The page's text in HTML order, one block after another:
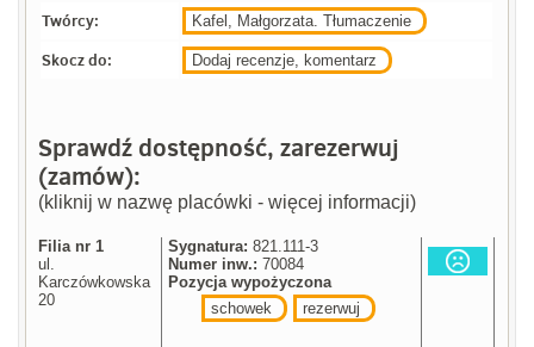
Twórcy: Kafel, Małgorzata. Tłumaczenie
Skocz do: Dodaj recenzje, komentarz
Sprawdź dostępność, zarezerwuj
(zamów):
(kliknij w nazwę placówki - więcej informacji)
Filia nr 1
ul.
Karczówkowska
20
Sygnatura: 821.111-3
Numer inw.: 70084
Pozycja wypożyczona
schowek
rezerwuj